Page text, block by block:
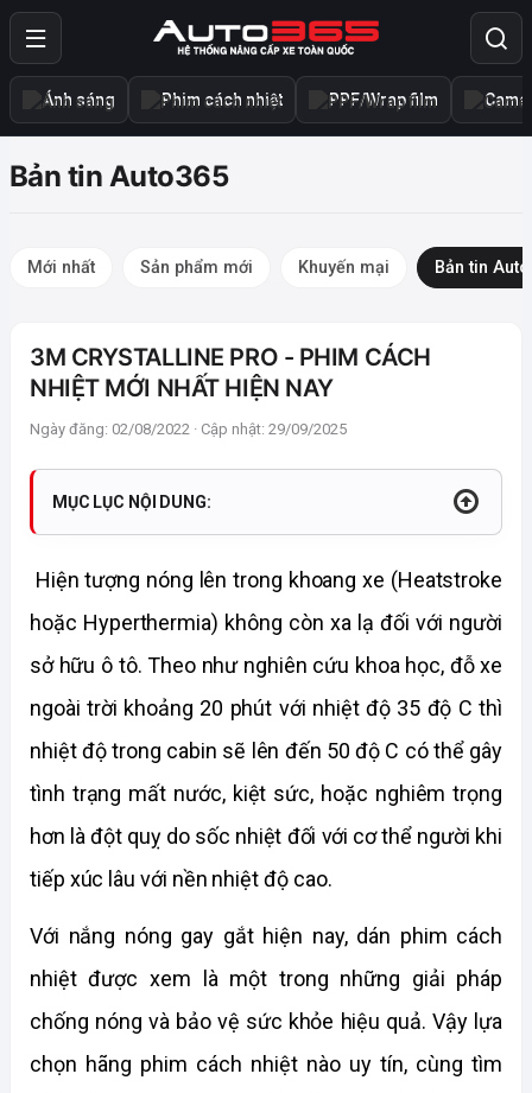
Ánh sáng Phim cách nhiệt PPF/Wrap film
Bản tin Auto365
Mới nhất Sản phẩm mới Khuyến mại Bản tin
3M CRYSTALLINE PRO - PHIM CÁCH
NHIỆT MỚI NHẤT HIỆN NAY
Ngày đăng: 02/08/2022 · Cập nhật: 29/09/2025
MỤC LỤC NỘI DUNG:
Hiện tượng nóng lên trong khoang xe (Heatstroke
hoặc Hyperthermia) không còn xa lạ đối với người
sở hữu ô tô. Theo như nghiên cứu khoa học, đỗ xe
ngoài trời khoảng 20 phút với nhiệt độ 35 độ C thì
nhiệt độ trong cabin sẽ lên đến 50 độ C có thể gây
tình trạng mất nước, kiệt sức, hoặc nghiêm trọng
hơn là đột quỵ do sốc nhiệt đối với cơ thể người khi
tiếp xúc lâu với nền nhiệt độ cao.
Với nắng nóng gay gắt hiện nay, dán phim cách
nhiệt được xem là một trong những giải pháp
chống nóng và bảo vệ sức khỏe hiệu quả. Vậy lựa
chọn hãng phim cách nhiệt nào uy tín, cùng tìm